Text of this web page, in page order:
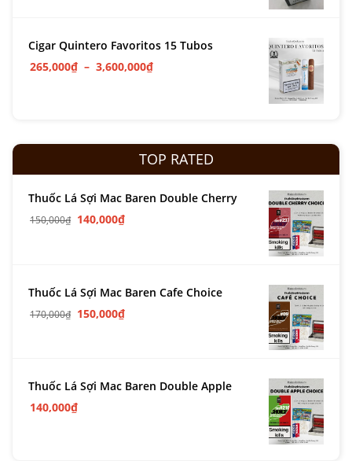
Cigar Quintero Favoritos 15 Tubos
265,000₫ – 3,600,000₫
TOP RATED
Thuốc Lá Sợi Mac Baren Double Cherry
150,000₫ 140,000₫
Thuốc Lá Sợi Mac Baren Cafe Choice
170,000₫ 150,000₫
Thuốc Lá Sợi Mac Baren Double Apple
140,000₫